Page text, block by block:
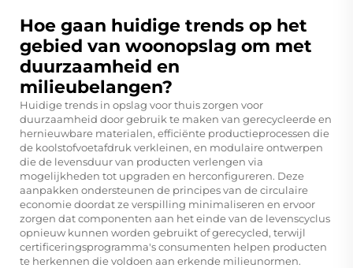
Hoe gaan huidige trends op het
gebied van woonopslag om met
duurzaamheid en
milieubelangen?
Huidige trends in opslag voor thuis zorgen voor
duurzaamheid door gebruik te maken van gerecycleerde en
hernieuwbare materialen, efficiënte productieprocessen die
de koolstofvoetafdruk verkleinen, en modulaire ontwerpen
die de levensduur van producten verlengen via
mogelijkheden tot upgraden en herconfigureren. Deze
aanpakken ondersteunen de principes van de circulaire
economie doordat ze verspilling minimaliseren en ervoor
zorgen dat componenten aan het einde van de levenscyclus
opnieuw kunnen worden gebruikt of gerecycled, terwijl
certificeringsprogramma's consumenten helpen producten
te herkennen die voldoen aan erkende milieunormen.